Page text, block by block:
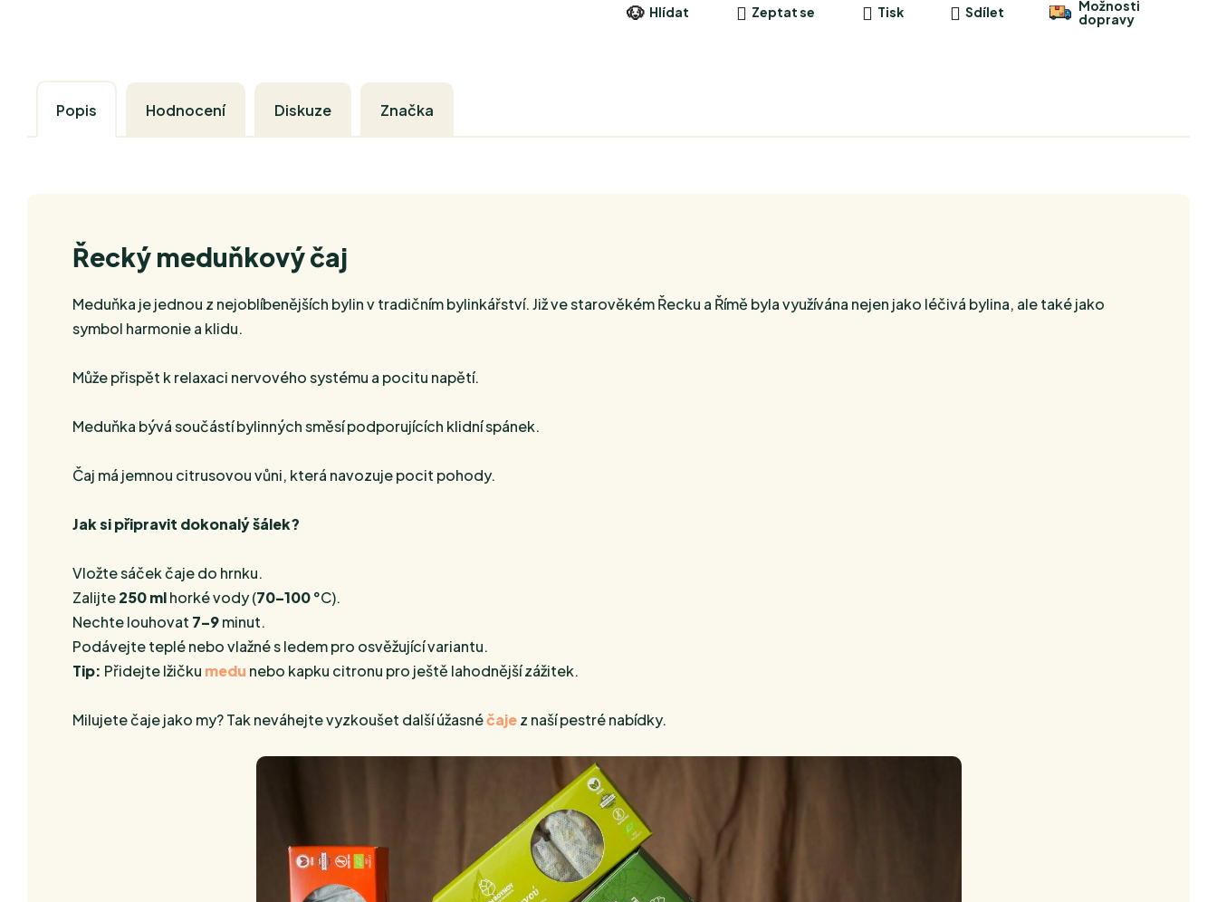
Tisk
Zeptat se
Hlídat Sdílet
Možnosti
dopravy
Popis Hodnocení Diskuze Značka
Řecký meduňkový čaj
Meduňka je jednou z nejoblíbenějších bylin v tradičním bylinkářství. Již ve starověkém Řecku a Římě byla využívána nejen jako léčivá bylina, ale také jako
symbol harmonie a klidu.
Může přispět k relaxaci nervového systému a pocitu napětí.
Meduňka bývá součástí bylinných směsí podporujících klidní spánek.
Čaj má jemnou citrusovou vůni, která navozuje pocit pohody.
Jak si připravit dokonalý šálek?
Vložte sáček čaje do hrnku.
Zalijte250 mlhorké vody (70–100°C).
Nechte louhovat 7–9minut.
Podávejte teplé nebo vlažné s ledem pro osvěžující variantu.
Tip: Přidejte lžičku medu nebo kapku citronu pro ještě lahodnější zážitek.
Milujete čaje jako my? Tak neváhejte vyzkoušet další úžasnéčajez naší pestré nabídky.